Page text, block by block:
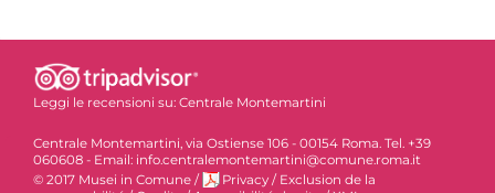
Leggi le recensioni su: Centrale Montemartini
Centrale Montemartini, via Ostiense 106 - 00154 Roma. Tel. +39
060608 - Email: info.centralemontemartini@comune.roma.it
© 2017 Musei in Comune / Privacy / Exclusion de la